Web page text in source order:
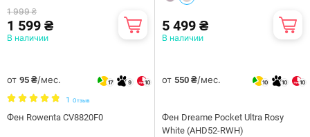
1 999 ₴
1 599 ₴
В наличии
от 95 ₴/мес. 17 9 10
1 Отзыв
Фен Rowenta CV8820F0
5 499 ₴
В наличии
от 550 ₴/мес. 10 10 10
Фен Dreame Pocket Ultra Rosy
White (AHD52-RWH)